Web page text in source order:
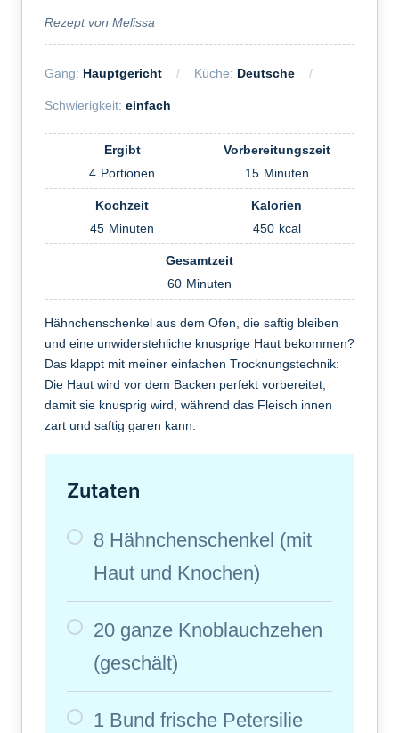
Rezept von Melissa
Gang: Hauptgericht Küche: Deutsche
Schwierigkeit: einfach
Ergibt
4 Portionen
Vorbereitungszeit
15 Minuten
Kochzeit
45 Minuten
Kalorien
450 kcal
Gesamtzeit
60 Minuten
Hähnchenschenkel aus dem Ofen, die saftig bleiben
und eine unwiderstehliche knusprige Haut bekommen?
Das klappt mit meiner einfachen Trocknungstechnik:
Die Haut wird vor dem Backen perfekt vorbereitet,
damit sie knusprig wird, während das Fleisch innen
zart und saftig garen kann.
Zutaten
8 Hähnchenschenkel (mit
Haut und Knochen)
20 ganze Knoblauchzehen
(geschält)
1 Bund frische Petersilie